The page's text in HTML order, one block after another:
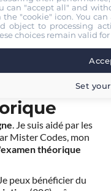
39.90 €
. Je suis aidé par les
Mister Codes, mon
théorique
peux bénéficier du
can "accept all" and
the "cookie" icon. You
object to processing
choices remain valid
Set